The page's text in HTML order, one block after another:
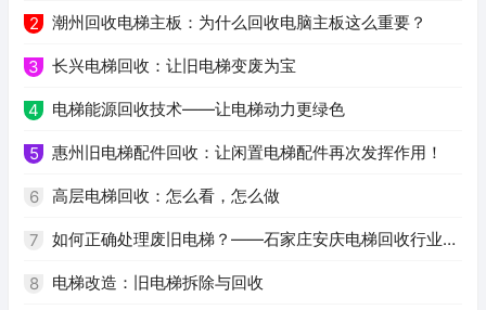
2 潮州回收电梯主板：为什么回收电脑主板这么重要？
3 长兴电梯回收：让旧电梯变废为宝
4 电梯能源回收技术——让电梯动力更绿色
5 惠州旧电梯配件回收：让闲置电梯配件再次发挥作用！
6 高层电梯回收：怎么看，怎么做
7 如何正确处理废旧电梯？——石家庄安庆电梯回收行业解
析
8 电梯改造：旧电梯拆除与回收